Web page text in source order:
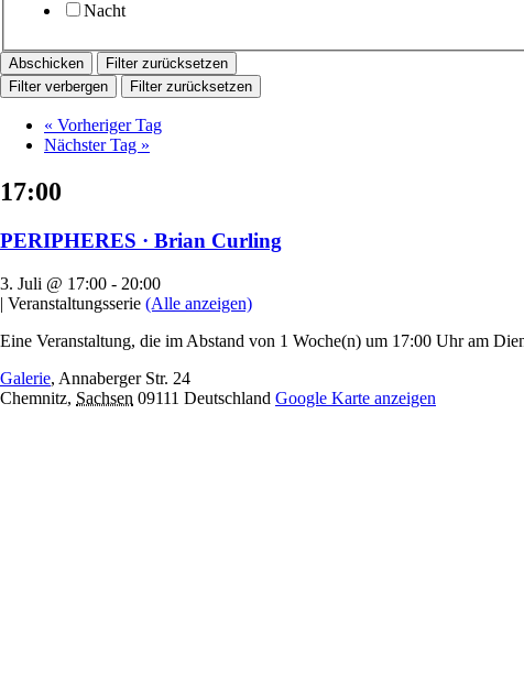
Nacht
Filter zurücksetzen
Filter verbergen
Filter zurücksetzen
« Vorheriger Tag
Nächster Tag »
17:00
PERIPHERES · Brian Curling
3. Juli @ 17:00 - 20:00
| Veranstaltungsserie (Alle anzeigen)
Eine Veranstaltung, die im Abstand von 1 Woche(n) um 17:00 Uhr am
Galerie, Annaberger Str. 24
Chemnitz, Sachsen 09111 Deutschland Google Karte anzeigen